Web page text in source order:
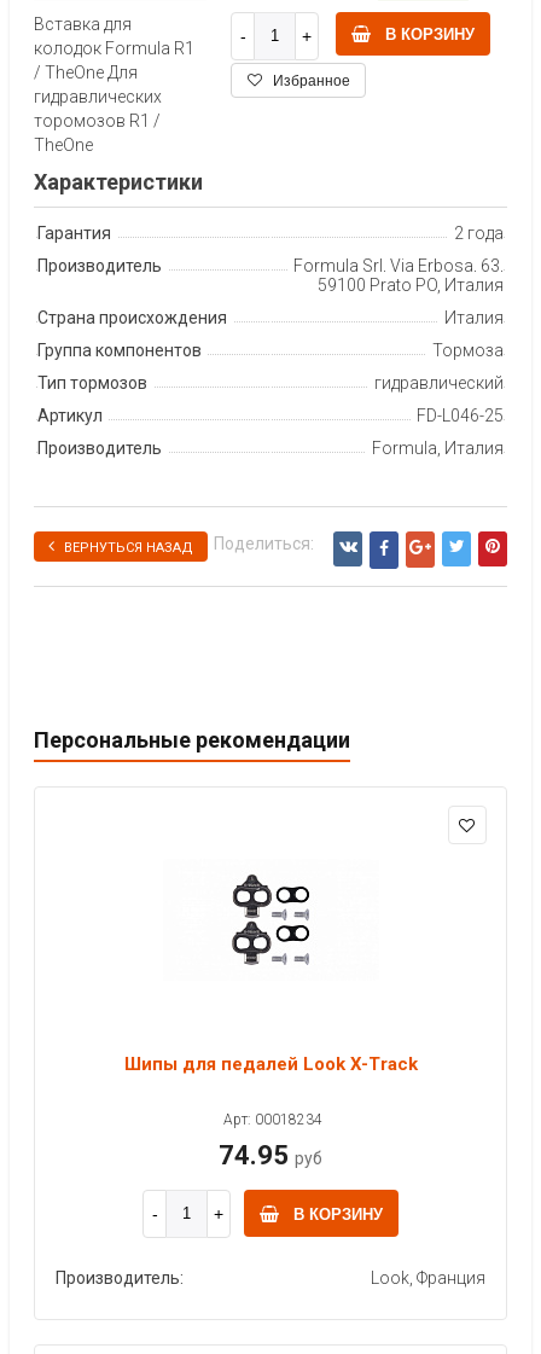
В КОРЗИНУ
Избранное
Вставка для
колодок Formula R1
/ TheOne Для
гидравлических
торомозов R1 /
TheOne
Характеристики
Гарантия
2 года
Производитель
Formula Srl, Via Erbosa, 63,
59100 Prato PO, Италия
Страна происхождения
Италия
Группа компонентов
Тормоза
Тип тормозов
гидравлический
Артикул
FD-L046-25
Производитель
Formula, Италия
ВЕРНУТЬСЯ НАЗАД Поделиться:
Персональные рекомендации
Шипы для педалей Look X-Track
Арт: 00018234
74.95 руб
В КОРЗИНУ
Производитель: Look, Франция